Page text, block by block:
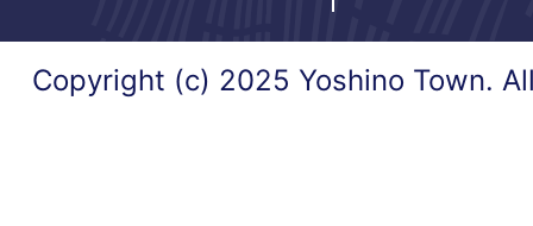
Copyright (c) 2025 Yoshino Town.